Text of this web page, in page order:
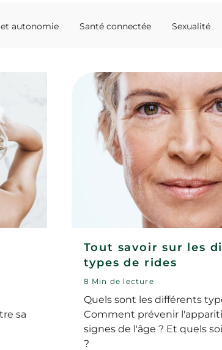
autonomie Santé connectée Sexualité
sa
Tout savoir sur les
types de rides
8 Min de lecture
Quels sont les différents
Comment prévenir
signes de l'âge ? Et quels
?